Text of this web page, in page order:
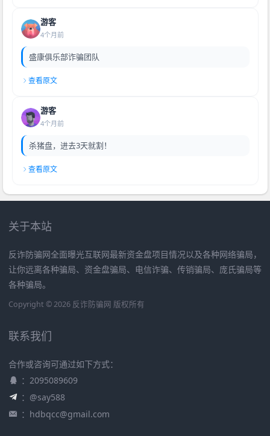
游客
4个月前
盛康俱乐部诈骗团队
查看原文
游客
4个月前
杀猪盘，进去3天就割！
查看原文
关于本站
反诈防骗网全面曝光互联网最新资金盘项目情况以及各种网络骗局，
让你远离各种骗局、资金盘骗局、电信诈骗、传销骗局、庞氏骗局等
各种骗局。
Copyright © 2026 反诈防骗网 版权所有
联系我们
合作或咨询可通过如下方式：
：2095089609
：@say588
： hdbqcc@gmail.com